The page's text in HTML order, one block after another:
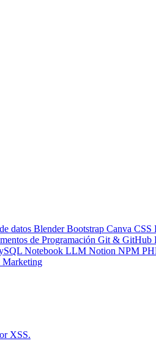
datos BlenderBootstrap Canva CSS
de Programación Git & GitHub
Notebook LLM Notion NPM
Marketing
XSS.